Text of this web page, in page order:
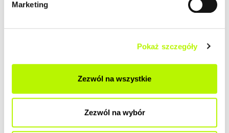
Marketing
Pokaż szczegóły
Zezwól na wszystkie
Zezwól na wybór